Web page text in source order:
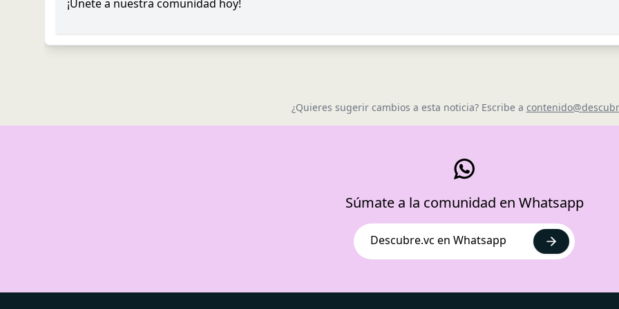
¡Únete a nuestra comunidad hoy!
¿Quieres sugerir cambios a esta noticia? Escribe a
Súmate a la comunidad en Whatsapp
Descubre.vc en Whatsapp